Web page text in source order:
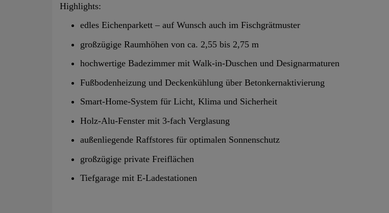
Highlights:
edles Eichenparkett – auf Wunsch auch im Fischgrätmuster
großzügige Raumhöhen von ca. 2,55 bis 2,75 m
hochwertige Badezimmer mit Walk-in-Duschen und Designarmaturen
Fußbodenheizung und Deckenkühlung über Betonkernaktivierung
Smart-Home-System für Licht, Klima und Sicherheit
Holz-Alu-Fenster mit 3-fach Verglasung
außenliegende Raffstores für optimalen Sonnenschutz
großzügige private Freiflächen
Tiefgarage mit E-Ladestationen